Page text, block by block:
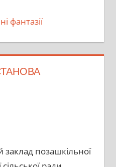
фантазії
позашкільної